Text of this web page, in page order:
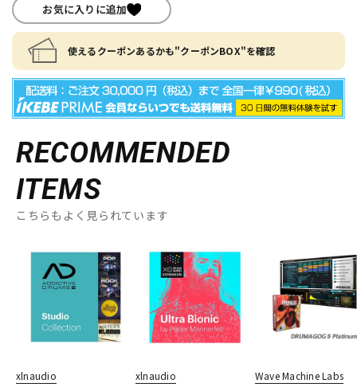
お気に入りに追加
使えるクーポンあるかも"クーポンBOX"を確認
RECOMMENDED
ITEMS
こちらもよく見られています
xlnaudio
xlnaudio
Wave Machine Labs